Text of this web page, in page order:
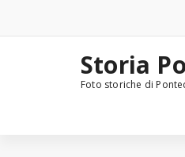
content
Storia
Foto storiche di